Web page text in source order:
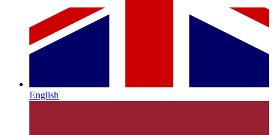
English